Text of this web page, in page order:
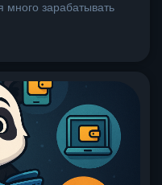
много зарабатывать